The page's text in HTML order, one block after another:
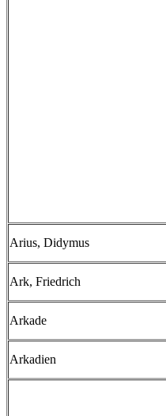
Arius, Didymus
Ark, Friedrich
Arkade
Arkadien